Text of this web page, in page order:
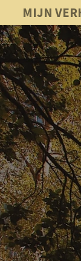
direct
naar
de
hoofdinhoud
MIJN